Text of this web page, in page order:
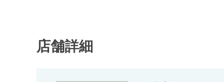
店舗詳細